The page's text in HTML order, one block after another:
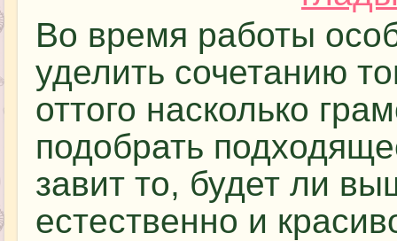
Во время работы
уделить сочетанию
оттого насколько
подобрать
завит то, будет ли
естественно и